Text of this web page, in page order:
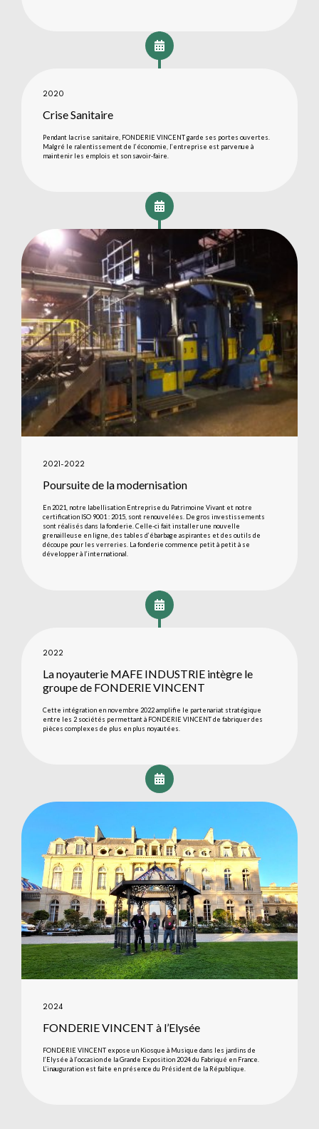
2020
Crise Sanitaire
Pendant la crise sanitaire, FONDERIE VINCENT garde ses portes ouvertes.
Malgré le ralentissement de l’économie, l’entreprise est parvenue à
maintenir les emplois et son savoir-faire.
2021-2022
Poursuite de la modernisation
En 2021, notre labellisation Entreprise du Patrimoine Vivant et notre
certification ISO 9001 : 2015, sont renouvelées. De gros investissements
sont réalisés dans la fonderie. Celle-ci fait installer une nouvelle
grenailleuse en ligne, des tables d’ébarbage aspirantes et des outils de
découpe pour les verreries. La fonderie commence petit à petit à se
développer à l’international.
2022
La noyauterie MAFE INDUSTRIE intègre le
groupe de FONDERIE VINCENT
Cette intégration en novembre 2022 amplifie le partenariat stratégique
entre les 2 sociétés permettant à FONDERIE VINCENT de fabriquer des
pièces complexes de plus en plus noyautées.
2024
FONDERIE VINCENT à l’Elysée
FONDERIE VINCENT expose un Kiosque à Musique dans les jardins de
l’Elysée à l’occasion de la Grande Exposition 2024 du Fabriqué en France.
L’inauguration est faite en présence du Président de la République.